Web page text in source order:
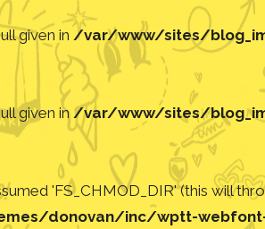
given in /var/www/sites/
given in/var/www/sites/
'FS_CHMOD_DIR' (this will
donovan/inc/wptt-